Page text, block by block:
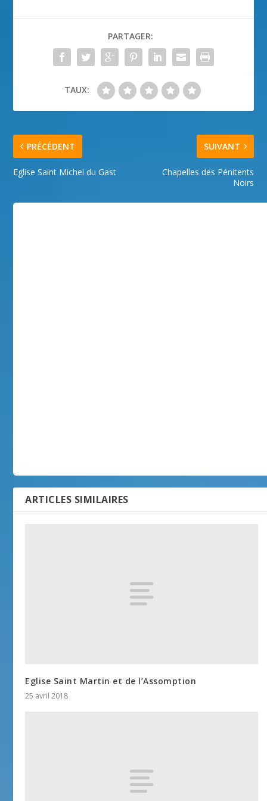
PARTAGER:
TAUX:
PRÉCÉDENT
Eglise Saint Michel du Gast
SUIVANT
Chapelles des Pénitents
Noirs
ARTICLES SIMILAIRES
Eglise Saint Martin et de l’Assomption
25 avril 2018